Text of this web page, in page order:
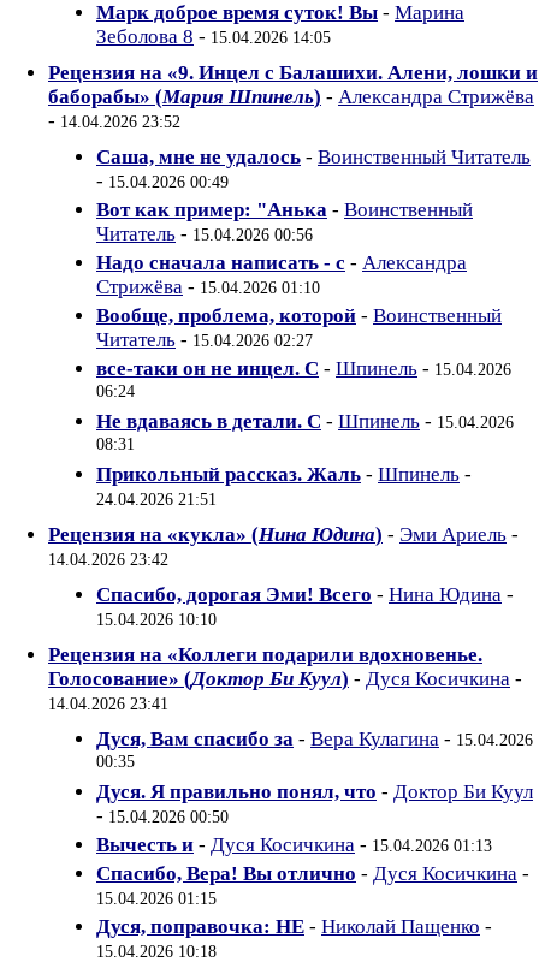
Марк доброе время суток! Вы - Марина
Зеболова 8 - 15.04.2026 14:05
Рецензия на «9. Инцел с Балашихи. Алени, лошки и
баборабы» (Мария Шпинель) - Александра Стрижёва
- 14.04.2026 23:52
Саша, мне не удалось - Воинственный Читатель
- 15.04.2026 00:49
Вот как пример: "Анька - Воинственный
Читатель - 15.04.2026 00:56
Надо сначала написать - с - Александра
Стрижёва - 15.04.2026 01:10
Вообще, проблема, которой - Воинственный
Читатель - 15.04.2026 02:27
все-таки он не инцел. С - Шпинель - 15.04.2026
06:24
Не вдаваясь в детали. С - Шпинель - 15.04.2026
08:31
Прикольный рассказ. Жаль - Шпинель -
24.04.2026 21:51
Рецензия на «кукла» (Нина Юдина) - Эми Ариель -
14.04.2026 23:42
Спасибо, дорогая Эми! Всего - Нина Юдина -
15.04.2026 10:10
Рецензия на «Коллеги подарили вдохновенье.
Голосование» (Доктор Би Куул) - Дуся Косичкина -
14.04.2026 23:41
Дуся, Вам спасибо за - Вера Кулагина - 15.04.2026
00:35
Дуся. Я правильно понял, что - Доктор Би Куул
- 15.04.2026 00:50
Вычесть и - Дуся Косичкина - 15.04.2026 01:13
Спасибо, Вера! Вы отлично - Дуся Косичкина -
15.04.2026 01:15
Дуся, поправочка: НЕ - Николай Пащенко -
15.04.2026 10:18